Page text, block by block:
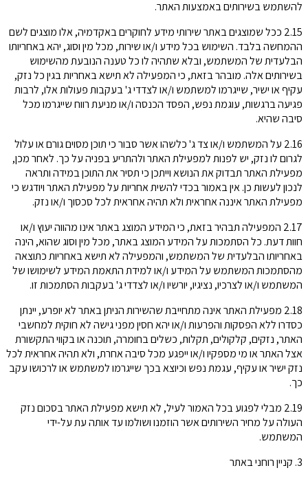
להשתמש בשירותים באמצעות האתר.
2.15 ככל שמוצגים באתר שירותי מידע לחוקרים באקדמיה, אלו מוצגים לשם
ההמחשה בלבד. השימוש בכל מידע ו/או שירות, מכל מין וסוג, יהא באחריותו
הבלעדית של המשתמש, ובלא שתהיה לו כל טענה הנובעת מהשימוש
בשירותים אלה. מובהר בזאת, כי המפעילה לא תישא באחריות בגין כל נזק,
עקיף או ישיר, שייגרמו למשתמש ו/או לצדדי ג' בעקבות פעולות אלו, לרבות
פגיעה ברגשות, עוגמת נפש, הפסד הכנסה ו/או מניעת רווח שייגרמו מכל
סיבה שהיא.
2.16 על המשתמש ו/או צד ג' כלשהו אשר סבור כי תוכן מסוים גורם או עלול
לגרום לו נזק, יש לפנות למפעילת האתר ולהתריע בפניה על כך. לאחר מכן,
מפעילת האתר תבדוק את הנושא וייתכן כי תסיר את התוכן במידה ותראה
לנכון לעשות כן. אין באמור בכדי להשית אחריות על מפעילת האתר ויודגש כי
מפעילת האתר איננה אחראית ולא תהיה אחראית לכל סכסוך ו/או נזק.
2.17 המפעילה תבהיר בזאת, כי המידע המוצג באתר אינו מהווה יעוץ ו/או
חוות דעת. כל הסתמכות על המידע המוצג באתר, מכל מין וסוג שהוא, הינה
באחריותו הבלעדית של המשתמש, והמפעילה לא תישא באחריות כתוצאה
מהסתמכות המשתמש על המידע ו/או למידת התאמת המידע לשימושו של
המשתמש ו/או לצרכיו, נציגיו, יורשיו ו/או לצדדי ג' בעקבות הסתמכות זו.
2.18 מפעילת האתר אינה מתחייבת שהשירות הניתן באתר לא יופרע, יינתן
כסדרו ללא הפסקות והפרעות ו/או יהא חסין מפני גישה לא חוקית למחשבי
האתר, נזקים, קלקולים, תקלות, כשלים בחומרה, תוכנה או בקווי התקשורת
אצל האתר או מי מספקיו ו/או ייפגע מכל סיבה אחרת, ולא תהיה אחראית לכל
נזק ישיר או עקיף, עגמת נפש וכיוצא בכך שייגרמו למשתמש או לרכושו עקב
כך.
2.19 מבלי לפגוע בכל האמור לעיל, לא תישא מפעילת האתר בסכום נזק
העולה על מחיר השירותים אשר הוזמנו ושולמו עד אותה עת על-ידי
המשתמש.
3. קניין רוחני באתר